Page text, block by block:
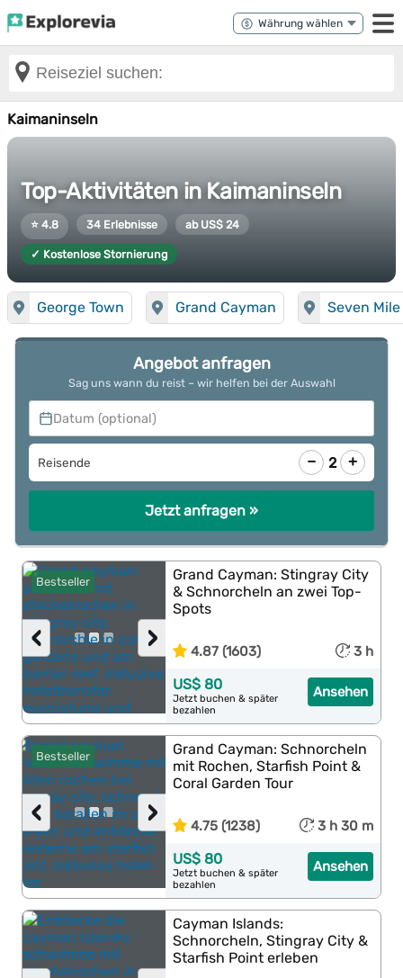
Kaimaninseln
Top-Aktivitäten in Kaimaninseln
⭐ 4.8 34 Erlebnisse ab US$ 24
✓ Kostenlose Stornierung
George Town Grand Cayman Seven
Angebot anfragen
Sag uns wann du reist – wir helfen bei der Auswahl
Datum (optional)
Reisende − 2 +
Jetzt anfragen »
Bestseller
›
‹
Grand Cayman: Stingray City
& Schnorcheln an zwei Top-
Spots
4.87 (1603) 3 h
Ansehen
US$ 80
Jetzt buchen & später
bezahlen
Bestseller
›
‹
Grand Cayman: Schnorcheln
mit Rochen, Starfish Point &
Coral Garden Tour
4.75 (1238) 3 h 30 m
Ansehen
US$ 80
Jetzt buchen & später
bezahlen
Cayman Islands:
Schnorcheln, Stingray City &
Starfish Point erleben